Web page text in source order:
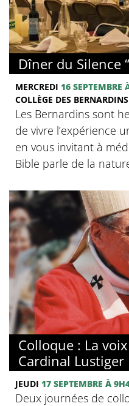
Dîner du Silence
MERCREDI 16 SEPTEMBRE
COLLÈGE DES BERNARDINS
Les Bernardins sont
de vivre l’expérience
en vous invitant à
Bible parle de la
Colloque : La
Cardinal Lustiger
JEUDI 17 SEPTEMBRE À
Deux journées de